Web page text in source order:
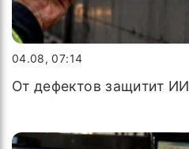
04.08, 07:14
От дефектов защитит ИИ